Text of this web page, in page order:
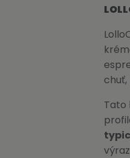
Tato